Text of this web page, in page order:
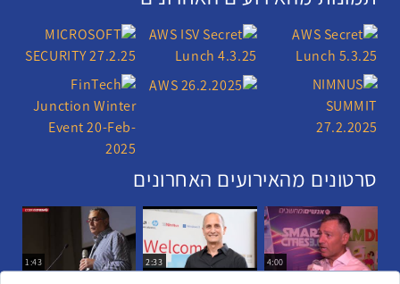
סרטונים מהאירועים האחרונים
4:00
2:33
1:43